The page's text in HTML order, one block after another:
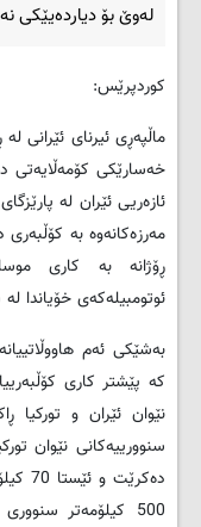
لەوێ بۆ دیاردەیێکی
کوردپرێس:
ماڵپەڕی ئیرنای ئێرانی
خەسارێکی کۆمەڵایەتی
ئازەریی ئێران لە
مەرزەکانەوە بە
ڕۆژانە بە کاری
ئوتومبیلەکەی خۆیاندا
بەشێکی ئەم
کە پێشتر کاری
نێوان ئێران و تورکیا
500 کیلۆمەتر